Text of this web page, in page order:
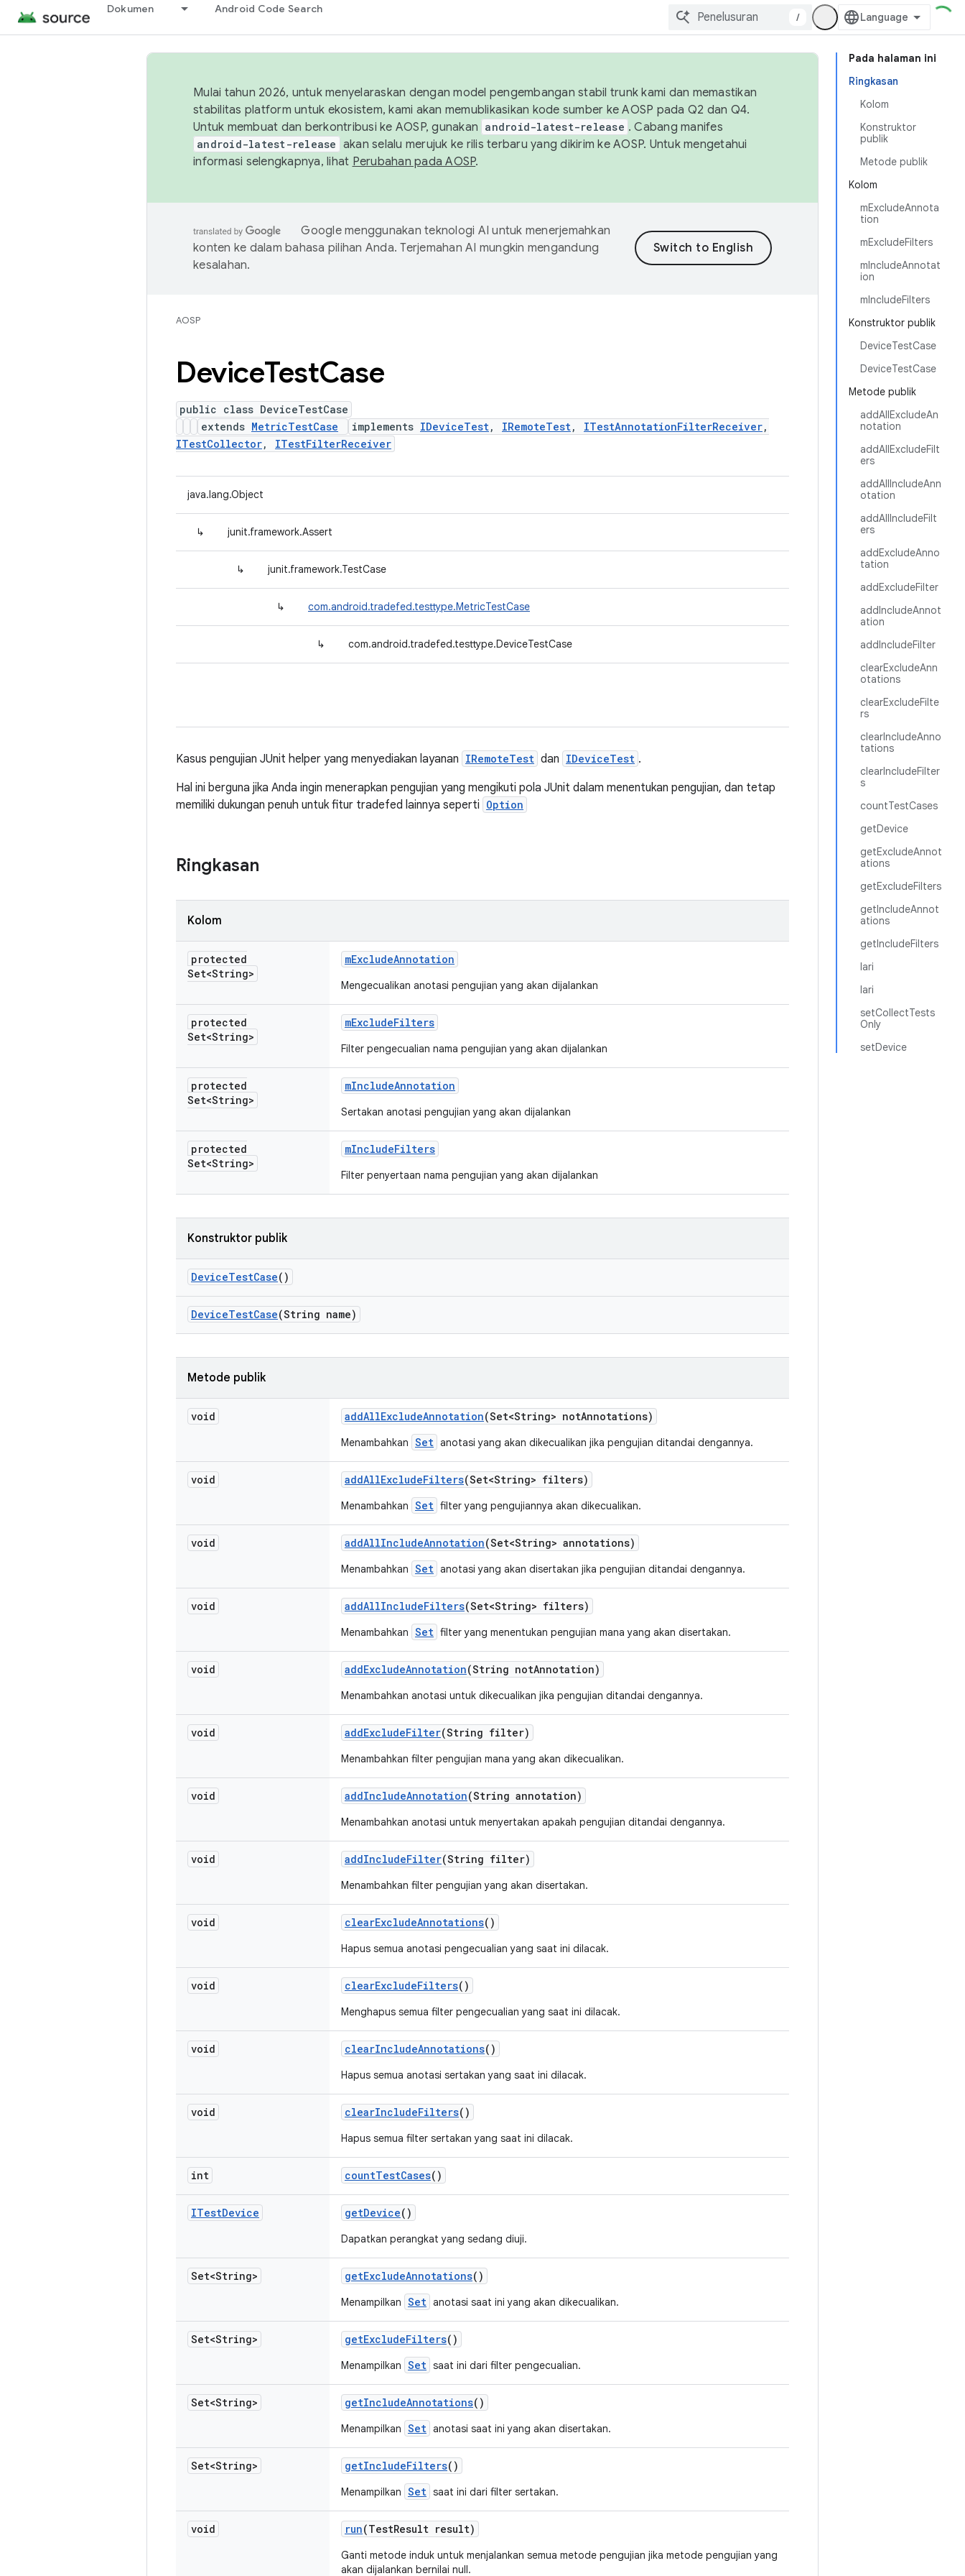
Dokumen Android Code Search
/
Pada halaman ini
Ringkasan
Kolom
Konstruktor
publik
Metode publik
Kolom
mExcludeAnnota
tion
mExcludeFilters
mIncludeAnnotat
ion
mIncludeFilters
Konstruktor publik
DeviceTestCase
DeviceTestCase
Metode publik
addAllExcludeAn
notation
addAllExcludeFilt
ers
addAllIncludeAnn
otation
addAllIncludeFilt
ers
addExcludeAnno
tation
addExcludeFilter
addIncludeAnnot
ation
addIncludeFilter
clearExcludeAnn
otations
clearExcludeFilte
rs
clearIncludeAnno
tations
clearIncludeFilter
s
countTestCases
getDevice
getExcludeAnnot
ations
getExcludeFilters
getIncludeAnnot
ations
getIncludeFilters
lari
lari
setCollectTests
Only
setDevice
Mulai tahun 2026, untuk menyelaraskan dengan model pengembangan stabil trunk kami dan memastikan
stabilitas platform untuk ekosistem, kami akan memublikasikan kode sumber ke AOSP pada Q2 dan Q4.
Untuk membuat dan berkontribusi ke AOSP, gunakan android-latest-release . Cabang manifes
android-latest-release akan selalu merujuk ke rilis terbaru yang dikirim ke AOSP. Untuk mengetahui
informasi selengkapnya, lihat Perubahan pada AOSP.
Google menggunakan teknologi AI untuk menerjemahkan
konten ke dalam bahasa pilihan Anda. Terjemahan AI mungkin mengandung
kesalahan.
AOSP
DeviceTestCase
public class DeviceTestCase
extends MetricTestCase implements IDeviceTest, IRemoteTest, ITestAnnotationFilterReceiver,
ITestCollector, ITestFilterReceiver
java.lang.Object
↳ junit.framework.Assert
↳ junit.framework.TestCase
↳ com.android.tradefed.testtype.MetricTestCase
↳ com.android.tradefed.testtype.DeviceTestCase
Kasus pengujian JUnit helper yang menyediakan layanan IRemoteTest dan IDeviceTest .
Hal ini berguna jika Anda ingin menerapkan pengujian yang mengikuti pola JUnit dalam menentukan pengujian, dan tetap
memiliki dukungan penuh untuk fitur tradefed lainnya seperti Option
Ringkasan
Kolom
protected
Set<String>
mExcludeAnnotation
Mengecualikan anotasi pengujian yang akan dijalankan
protected
Set<String>
mExcludeFilters
Filter pengecualian nama pengujian yang akan dijalankan
protected
Set<String>
mIncludeAnnotation
Sertakan anotasi pengujian yang akan dijalankan
protected
Set<String>
mIncludeFilters
Filter penyertaan nama pengujian yang akan dijalankan
Konstruktor publik
DeviceTestCase()
DeviceTestCase(String name)
Metode publik
void addAllExcludeAnnotation(Set<String> notAnnotations)
Menambahkan Set anotasi yang akan dikecualikan jika pengujian ditandai dengannya.
void addAllExcludeFilters(Set<String> filters)
Menambahkan Set filter yang pengujiannya akan dikecualikan.
void addAllIncludeAnnotation(Set<String> annotations)
Menambahkan Set anotasi yang akan disertakan jika pengujian ditandai dengannya.
void addAllIncludeFilters(Set<String> filters)
Menambahkan Set filter yang menentukan pengujian mana yang akan disertakan.
void addExcludeAnnotation(String notAnnotation)
Menambahkan anotasi untuk dikecualikan jika pengujian ditandai dengannya.
void addExcludeFilter(String filter)
Menambahkan filter pengujian mana yang akan dikecualikan.
void addIncludeAnnotation(String annotation)
Menambahkan anotasi untuk menyertakan apakah pengujian ditandai dengannya.
void addIncludeFilter(String filter)
Menambahkan filter pengujian yang akan disertakan.
void clearExcludeAnnotations()
Hapus semua anotasi pengecualian yang saat ini dilacak.
void clearExcludeFilters()
Menghapus semua filter pengecualian yang saat ini dilacak.
void clearIncludeAnnotations()
Hapus semua anotasi sertakan yang saat ini dilacak.
void clearIncludeFilters()
Hapus semua filter sertakan yang saat ini dilacak.
int countTestCases()
ITestDevice getDevice()
Dapatkan perangkat yang sedang diuji.
Set<String> getExcludeAnnotations()
Menampilkan Set anotasi saat ini yang akan dikecualikan.
Set<String> getExcludeFilters()
Menampilkan Set saat ini dari filter pengecualian.
Set<String> getIncludeAnnotations()
Menampilkan Set anotasi saat ini yang akan disertakan.
Set<String> getIncludeFilters()
Menampilkan Set saat ini dari filter sertakan.
void run(TestResult result)
Ganti metode induk untuk menjalankan semua metode pengujian jika metode pengujian yang
akan dijalankan bernilai null.